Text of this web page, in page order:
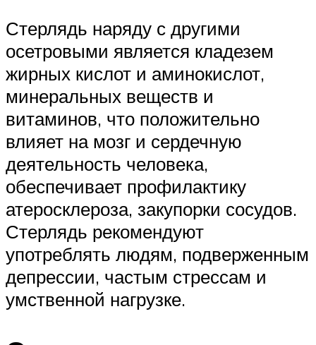
Стерлядь наряду с другими
осетровыми является кладезем
жирных кислот и аминокислот,
минеральных веществ и
витаминов, что положительно
влияет на мозг и сердечную
деятельность человека,
обеспечивает профилактику
атеросклероза, закупорки сосудов.
Стерлядь рекомендуют
употреблять людям, подверженным
депрессии, частым стрессам и
умственной нагрузке.